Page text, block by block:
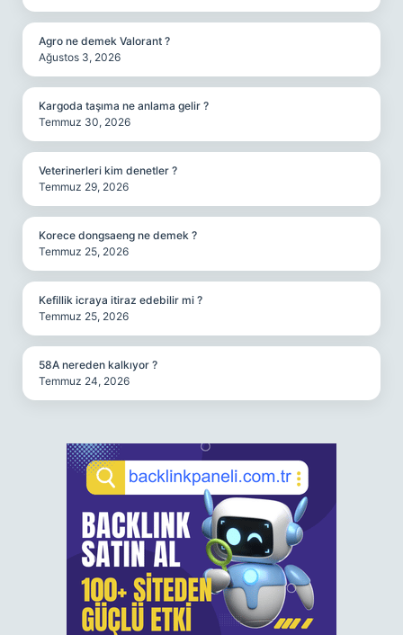
Agro ne demek Valorant ?
Ağustos 3, 2026
Kargoda taşıma ne anlama gelir ?
Temmuz 30, 2026
Veterinerleri kim denetler ?
Temmuz 29, 2026
Korece dongsaeng ne demek ?
Temmuz 25, 2026
Kefillik icraya itiraz edebilir mi ?
Temmuz 25, 2026
58A nereden kalkıyor ?
Temmuz 24, 2026